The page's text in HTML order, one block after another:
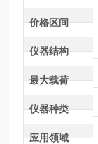
价格区间
仪器结构
最大载荷
仪器种类
应用领域